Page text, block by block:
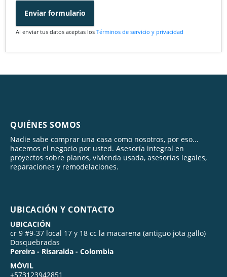
Enviar formulario
Al enviar tus datos aceptas los Términos de servicio y privacidad
QUIÉNES SOMOS
Nadie sabe comprar una casa como nosotros, por eso...
hacemos el negocio por usted. Asesoría integral en
proyectos sobre planos, vivienda usada, asesorías legales,
reparaciones y remodelaciones.
UBICACIÓN Y CONTACTO
UBICACIÓN
cr 9 #9-37 local 17 y 18 cc la macarena (antiguo jota gallo)
Dosquebradas
Pereira - Risaralda - Colombia
MÓVIL
+573123942851